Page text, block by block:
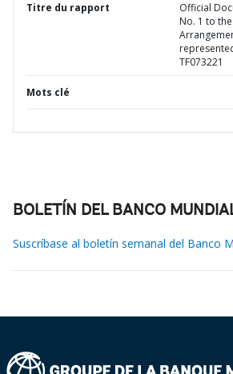
Titre du rapport
Official
No. 1 to
TF073221
Mots clé
BOLETÍN DEL BANCO
Suscríbase al boletín semanal del Banco